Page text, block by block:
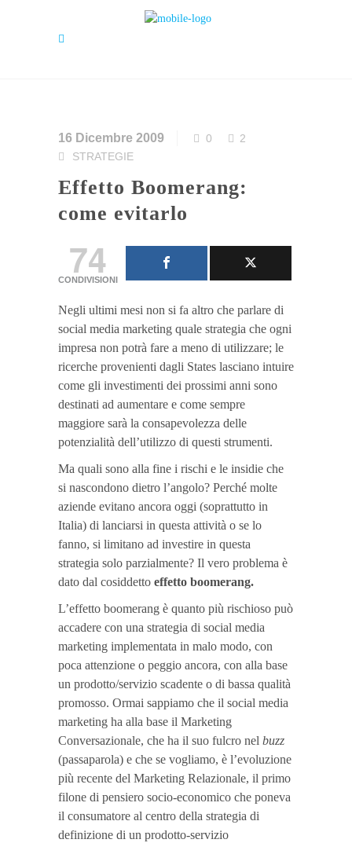
16 Dicembre 2009 0
2
STRATEGIE
Effetto Boomerang:
come evitarlo
74
CONDIVISIONI
Negli ultimi mesi non si fa altro che parlare di
social media marketing quale strategia che ogni
impresa non potrà fare a meno di utilizzare; le
ricerche provenienti dagli States lasciano intuire
come gli investimenti dei prossimi anni sono
destinati ad aumentare e come sempre
maggiore sarà la consapevolezza delle
potenzialità dell’utilizzo di questi strumenti.
Ma quali sono alla fine i rischi e le insidie che
si nascondono dietro l’angolo? Perché molte
aziende evitano ancora oggi (soprattutto in
Italia) di lanciarsi in questa attività o se lo
fanno, si limitano ad investire in questa
strategia solo parzialmente? Il vero problema è
dato dal cosiddetto effetto boomerang.
L’effetto boomerang è quanto più rischioso può
accadere con una strategia di social media
marketing implementata in malo modo, con
poca attenzione o peggio ancora, con alla base
un prodotto/servizio scadente o di bassa qualità
promosso. Ormai sappiamo che il social media
marketing ha alla base il Marketing
Conversazionale, che ha il suo fulcro nel buzz
(passaparola) e che se vogliamo, è l’evoluzione
più recente del Marketing Relazionale, il primo
filone di pensiero socio-economico che poneva
il consumatore al centro della strategia di
definizione di un prodotto-servizio